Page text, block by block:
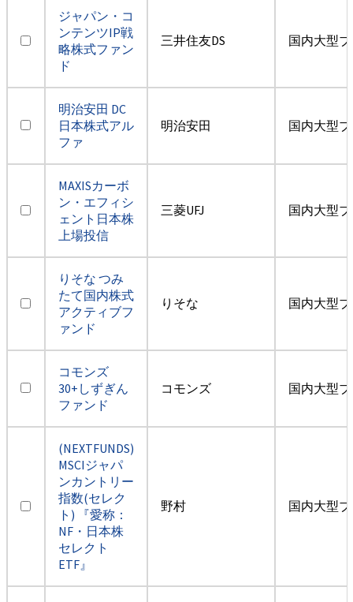
ジャパン・コ
ンテンツIP戦
略株式ファン
ド
三井住友DS 国内大型
明治安田 DC
日本株式アル
ファ
明治安田 国内大型
MAXISカーボ
ン・エフィシ
ェント日本株
上場投信
三菱UFJ 国内大型
りそな つみ
たて国内株式
アクティブフ
ァンド
りそな 国内大型
コモンズ
30+しずぎん
ファンド
コモンズ 国内大型
(NEXTFUNDS)
MSCIジャパ
ンカントリー
指数(セレク
ト) 『愛称：
NF・日本株
セレクト
ETF』
野村 国内大型